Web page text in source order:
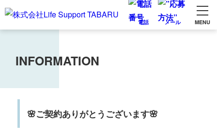
電話 メール MENU
INFORMATION
🌸ご契約ありがとうございます🌸